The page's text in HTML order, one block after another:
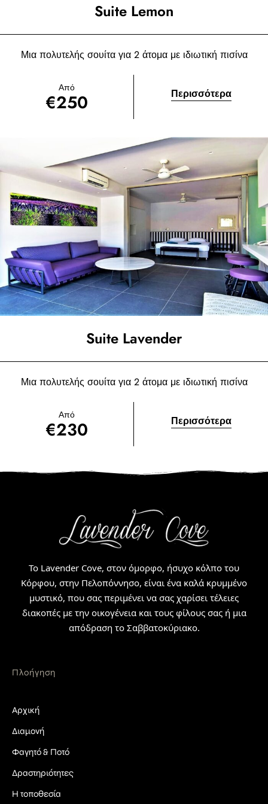
Suite Lemon
Μια πολυτελής σουίτα για 2 άτομα με ιδιωτική πισίνα
Από
€250 Περισσότερα
Suite Lavender
Μια πολυτελής σουίτα για 2 άτομα με ιδιωτική πισίνα
Από
€230 Περισσότερα
Το Lavender Cove, στον όμορφο, ήσυχο κόλπο του
Κόρφου, στην Πελοπόννησο, είναι ένα καλά κρυμμένο
μυστικό, που σας περιμένει να σας χαρίσει τέλειες
διακοπές με την οικογένεια και τους φίλους σας ή μια
απόδραση το Σαββατοκύριακο.
Πλοήγηση
Αρχική
Διαμονή
Φαγητό & Ποτό
Δραστηριότητες
Η τοποθεσία